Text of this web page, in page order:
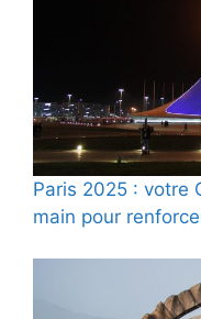
Paris 2025 : votre
main pour